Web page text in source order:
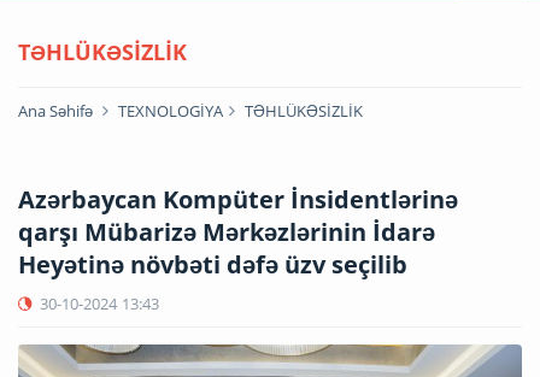
TƏHLÜKƏSİZLİK
Ana Səhifə TEXNOLOGİYA TƏHLÜKƏSİZLİK
Azərbaycan Kompüter İnsidentlərinə
qarşı Mübarizə Mərkəzlərinin İdarə
Heyətinə növbəti dəfə üzv seçilib
30-10-2024 13:43